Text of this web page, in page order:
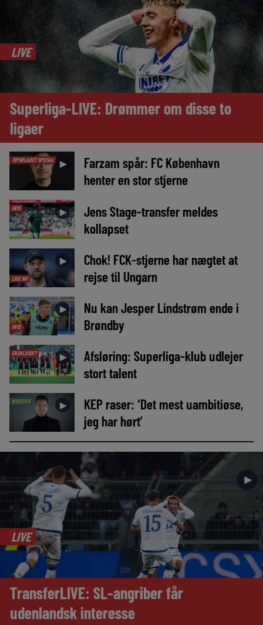
LIVE
Superliga-LIVE: Drømmer om disse to
ligaer
TIPSBLADET SPECIAL ►
Farzam spår: FC København
henter en stor stjerne
AVIS ►
Jens Stage-transfer meldes
kollapset
LIGE NU
►
Chok! FCK-stjerne har nægtet at
rejse til Ungarn
AVIS
►
Nu kan Jesper Lindstrøm ende i
Brøndby
EKSKLUSIVT ►
Afsløring: Superliga-klub udlejer
stort talent
NYHEDER ►
KEP raser: ‘Det mest uambitiøse,
jeg har hørt’
►
LIVE
TransferLIVE: SL-angriber får
udenlandsk interesse